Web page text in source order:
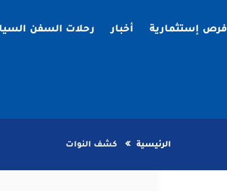
فرص إستثمارية أخبار رحلات السفن
الرئيسية كشف النوات